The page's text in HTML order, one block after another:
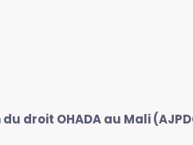
droit OHADA au Mali